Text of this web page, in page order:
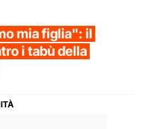
mia figlia": il
i tabù della